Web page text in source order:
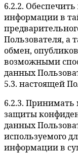
6.2.2.
информации в
Пользователя, а
обмен,
возможными
данных
5.3. настоящей
6.2.3. Принимать
защиты
данных
используемого
информации в